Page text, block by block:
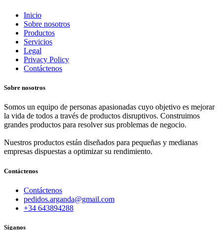
Inicio
Sobre nosotros
Productos
Servicios
Legal
Privacy Policy
Contáctenos
Sobre nosotros
Somos un equipo de personas apasionadas cuyo objetivo es mejorar
la vida de todos a través de productos disruptivos. Construimos
grandes productos para resolver sus problemas de negocio.
Nuestros productos están diseñados para pequeñas y medianas
empresas dispuestas a optimizar su rendimiento.
Contáctenos
Contáctenos
pedidos.arganda@gmail.com
+34 643894288
Síganos